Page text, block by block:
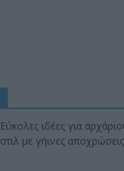
Εύκολες ιδέες για
στιλ με γήινες